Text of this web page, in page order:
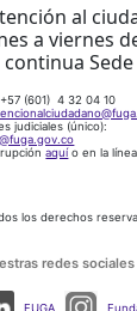
al
a viernes
Sede
(601) 4 32 04 10
judiciales (único):
aquío en la
los derechos
redes sociales
FUGA